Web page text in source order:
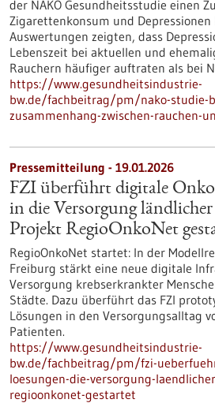
der NAKO Gesundheitsstudie einen
Zigarettenkonsum und
Auswertungen zeigten, dass
Lebenszeit bei aktuellen und
Rauchern häufiger auftraten als bei
https://www.gesundheitsindustrie-
bw.de/fachbeitrag/pm/nako-studie-
zusammenhang-zwischen-rauchen-
Pressemitteilung - 19.01.2026
FZI überführt digitale
in die Versorgung
Projekt RegioOnkoNet
RegioOnkoNet startet: In der
Freiburg stärkt eine neue digitale
Versorgung krebserkrankter
Städte. Dazu überführt das FZI
Lösungen in den Versorgungsalltag
Patienten.
https://www.gesundheitsindustrie-
bw.de/fachbeitrag/pm/fzi-
loesungen-die-versorgung-
regioonkonet-gestartet